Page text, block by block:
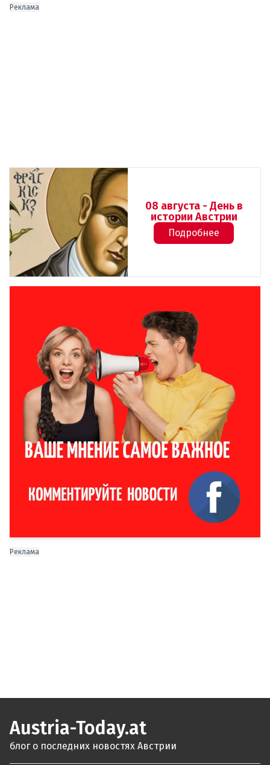
Реклама
08 августа - День в
истории Австрии
Подробнее
Реклама
Austria-Today.at
блог о последних новостях Австрии